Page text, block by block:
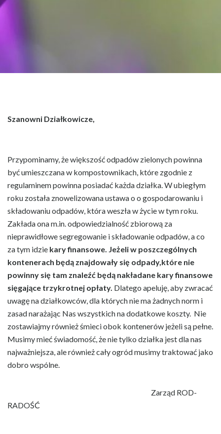
Szanowni Działkowicze,
Przypominamy, że większość odpadów zielonych powinna
być umieszczana w kompostownikach, które zgodnie z
regulaminem powinna posiadać każda działka. W ubiegłym
roku została znowelizowana ustawa o o gospodarowaniu i
składowaniu odpadów, która weszła w życie w tym roku.
Zakłada ona m.in. odpowiedzialność zbiorową za
nieprawidłowe segregowanie i składowanie odpadów, a co
za tym idzie kary finansowe. Jeżeli w poszczególnych
kontenerach będą znajdowały się odpady,które nie
powinny się tam znaleźć będą nakładane kary finansowe
sięgające trzykrotnej opłaty. Dlatego apeluję, aby zwracać
uwagę na działkowców, dla których nie ma żadnych norm i
zasad narażając Nas wszystkich na dodatkowe koszty. Nie
zostawiajmy również śmieci obok kontenerów jeżeli są pełne.
Musimy mieć świadomość, że nie tylko działka jest dla nas
najważniejsza, ale również cały ogród musimy traktować jako
dobro wspólne.
Zarząd ROD-
RADOŚĆ